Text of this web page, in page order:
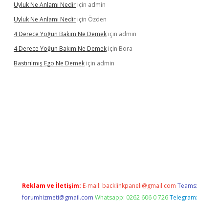
Uyluk Ne Anlamı Nedir için admin
Uyluk Ne Anlamı Nedir için Özden
4 Derece Yoğun Bakım Ne Demek için admin
4 Derece Yoğun Bakım Ne Demek için Bora
Bastırılmış Ego Ne Demek için admin
Reklam ve İletişim: E-mail: backlinkpaneli@gmail.com Teams:
forumhizmeti@gmail.com Whatsapp: 0262 606 0 726 Telegram: